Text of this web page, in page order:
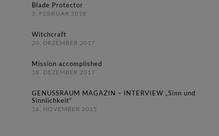
Blade Protector
3. FEBRUAR 2018
Witchcraft
20. DEZEMBER 2017
Mission accomplished
18. DEZEMBER 2017
GENUSSRAUM MAGAZIN – INTERVIEW „Sinn und
Sinnlichkeit“
16. NOVEMBER 2015